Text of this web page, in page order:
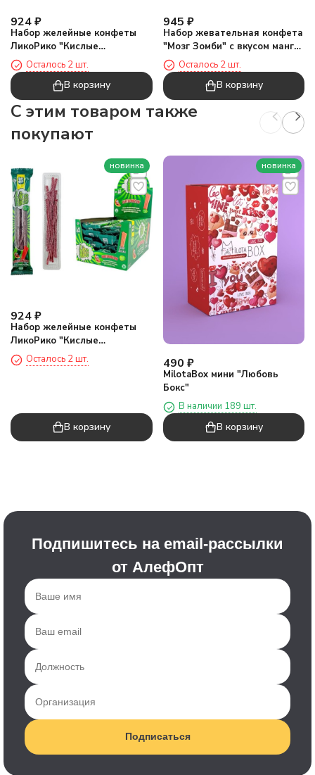
924₽
Набор желейные конфеты
ЛикоРико "Кислые
карандаши Арбуз", 24шт
Осталось 2 шт.
В корзину
945 ₽
Набор жевательная конфета
"Мозг Зомби" с вкусом манго,
75штОсталось 2 шт.
В корзину
C этим товаром также
покупают
новинка
924₽
Набор желейные конфеты
ЛикоРико "Кислые
карандаши Арбуз", 24шт
Осталось 2 шт.
В корзину
новинка
490 ₽
MilotaBox мини "Любовь
Бокс"
В наличии 189 шт.
В корзину
Подпишитесь на email-рассылки
от АлефОпт
Подписаться